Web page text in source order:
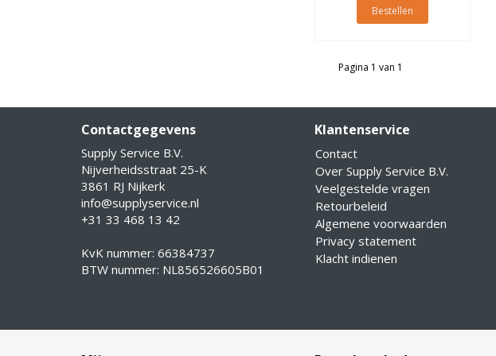
Bestellen
Pagina 1 van 1
Contactgegevens
Supply Service B.V.
Nijverheidsstraat 25-K
3861 RJ Nijkerk
info@supplyservice.nl
+31 33 468 13 42
KvK nummer: 66384737
BTW nummer: NL856526605B01
Klantenservice
Contact
Over Supply Service B.V.
Veelgestelde vragen
Retourbeleid
Algemene voorwaarden
Privacy statement
Klacht indienen